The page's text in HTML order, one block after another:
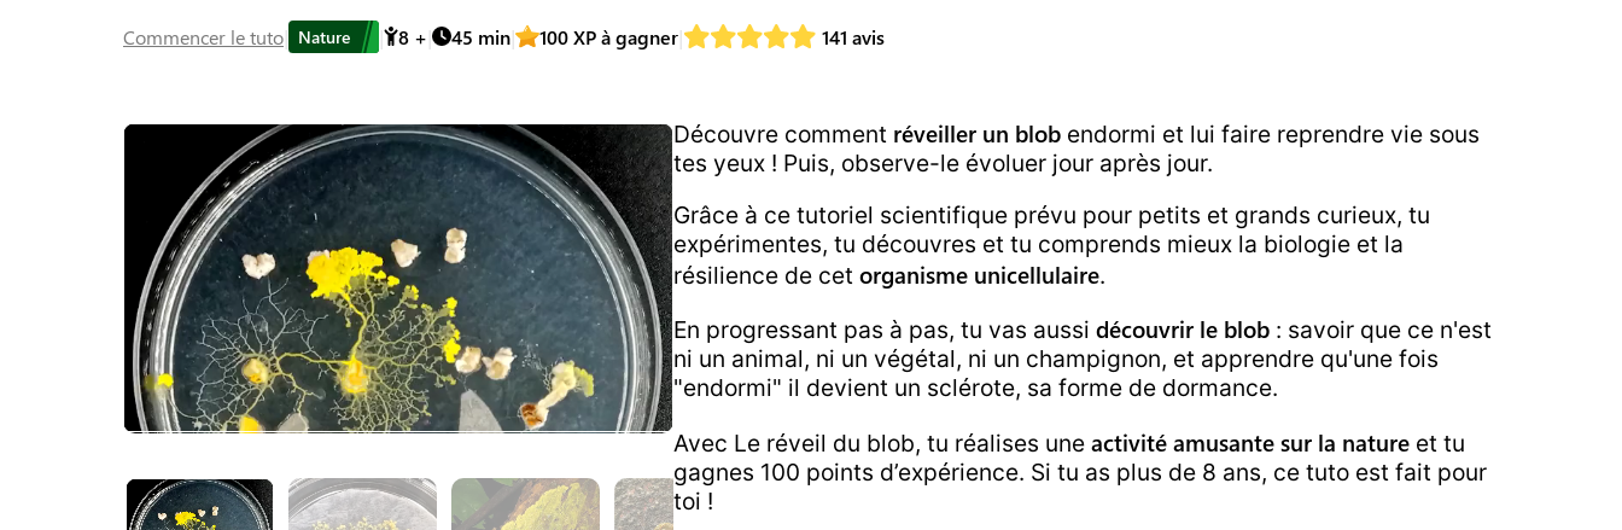
Commencer le tuto Nature 8 + 45 min 100XP à gagner 141 avis
Découvre comment réveiller un blob endormi et lui faire reprendre vie sous
tes yeux ! Puis, observe-le évoluer jour après jour.
Grâce à ce tutoriel scientifique prévu pour petits et grands curieux, tu
expérimentes, tu découvres et tu comprends mieux la biologie et la
résilience de cet organisme unicellulaire.
En progressant pas à pas, tu vas aussi découvrir le blob : savoir que ce n'est
ni un animal, ni un végétal, ni un champignon, et apprendre qu'une fois
"endormi" il devient un sclérote, sa forme de dormance.
Avec Le réveil du blob, tu réalises une activité amusantesur la nature et tu
gagnes 100 points d’expérience. Si tu as plus de 8 ans, ce tuto est fait pour
toi !